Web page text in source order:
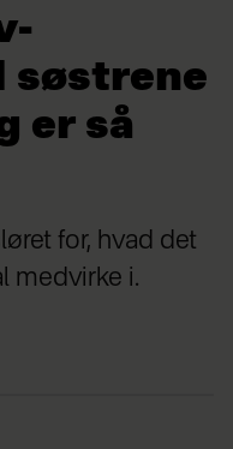
søstrene
er så
for, hvad det
medvirke i.